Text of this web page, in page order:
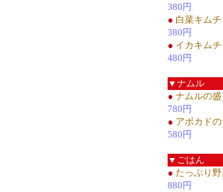
380円
● 白菜キムチ
380円
● イカキムチ
480円
▼ナムル
● ナムルの
780円
● アボカド
580円
▼ごはん
● たっぷり
880円